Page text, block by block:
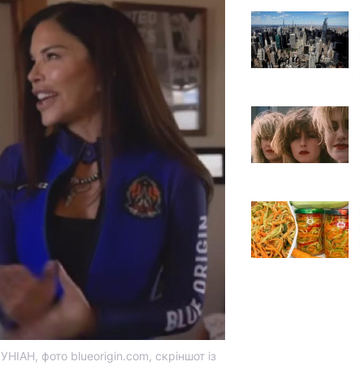
фото blueorigin.com, скріншот із